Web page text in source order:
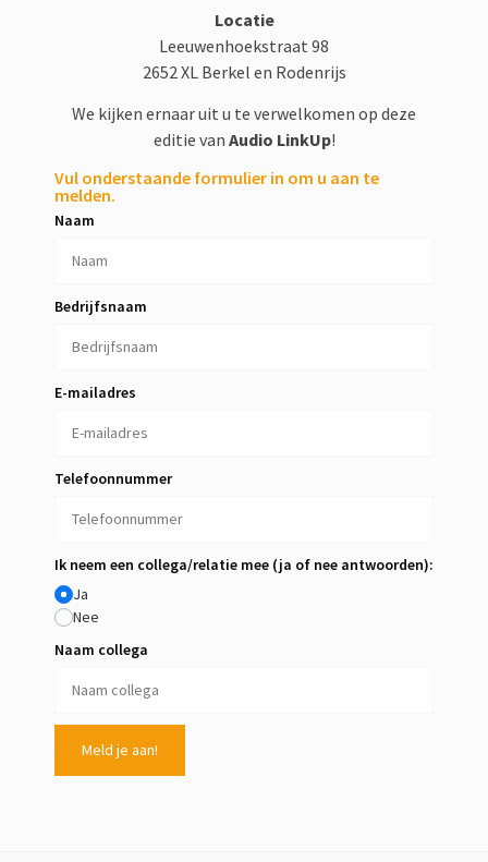
Locatie
Leeuwenhoekstraat 98
2652 XL Berkel en Rodenrijs
We kijken ernaar uit u te verwelkomen op deze
editie van Audio LinkUp!
Vul onderstaande formulier in om u aan te
melden.
Naam
Bedrijfsnaam
E-mailadres
Telefoonnummer
Ik neem een collega/relatie mee (ja of nee antwoorden):
Ja
Nee
Naam collega
Meld je aan!